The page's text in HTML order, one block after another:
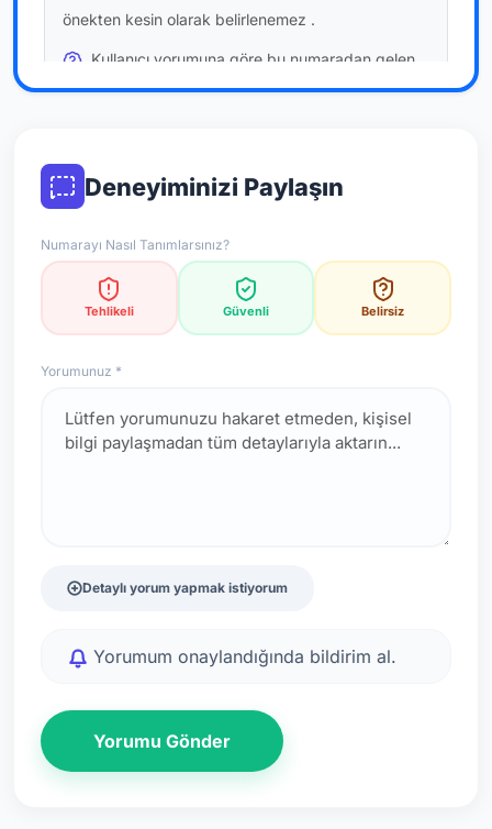
önekten kesin olarak belirlenemez .
Kullanıcı yorumuna göre bu numaradan gelen
çağrılaratemkinli yaklaşmanızönerilir; bu bir site
resmi doğrulama niteliği taşımaz.
*Not: Değerlendirmeler onaylı kullanıcı yorumlarına göre
güncellenir.
Deneyiminizi Paylaşın
Numarayı Nasıl Tanımlarsınız?
Tehlikeli Güvenli Belirsiz
Yorumunuz *
Detaylı yorum yapmak istiyorum
Yorumum onaylandığında bildirim al.
Yorumu Gönder